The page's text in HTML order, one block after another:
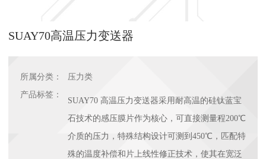
SUAY70高温压力变送器
所属分类：
压力类
产品标签：
SUAY70 高温压力变送器采用耐高温的硅钛蓝宝
石技术的感压膜片作为核心，可直接测量程200℃
介质的压力，特殊结构设计可测到450℃，匹配特
殊的温度补偿和片上线性修正技术，使其在宽泛